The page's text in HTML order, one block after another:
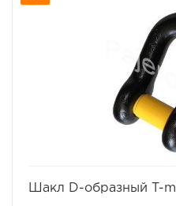
при движении, но и
автомобиль без вреда как
автомобиля, так и для
народе эти стропы
следует помнить, что при
специальной
неподготовленный для
автомобиль и нанести
Разрывная нагрузка - 10,9
Шакл D-образный T-